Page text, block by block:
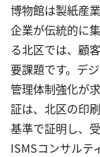
博物館は製紙産
企業が伝統的に
る北区では、顧
要課題です。デ
管理体制強化が
証は、北区の印
基準で証明し、
ISMSコンサルテ